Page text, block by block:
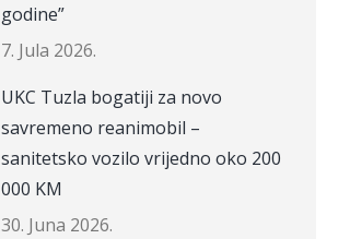
godine”
7. Jula 2026.
UKC Tuzla bogatiji za novo
savremeno reanimobil –
sanitetsko vozilo vrijedno oko 200
000 KM
30. Juna 2026.